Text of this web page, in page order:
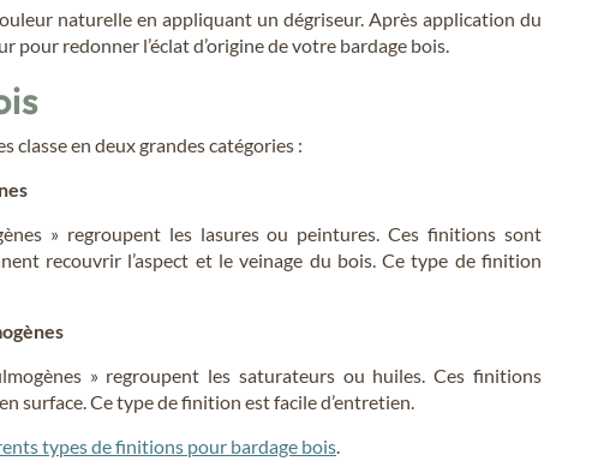
naturelle en appliquant un dégriseur. Après application du
redonner l’éclat d’origine de votre bardage bois.
classe en deux grandes catégories :
» regroupent les lasures ou peintures. Ces finitions sont
recouvrir l’aspect et le veinage du bois. Ce type de finition
» regroupent les saturateurs ou huiles. Ces finitions
surface. Ce type de finition est facile d’entretien.
types de finitions pour bardage bois.